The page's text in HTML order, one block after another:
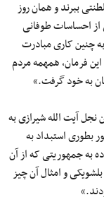
ببرند و همان روز
از احساسات طوفانی
چنین کاری مبادرت
فرمان، همهمه مردم
به خود گرفت.»
نجل آیت الله شیرازی به
بطوری استبداد به
به جمهوریتی که از آن
و امثال آن چیز